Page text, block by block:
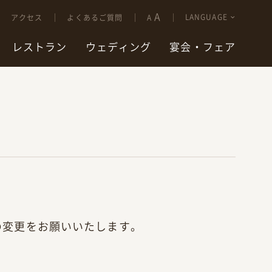
アクセス よくあるご質問 A A LANGUAGE
レストラン ウェディング 宴会・フェア
更をお願いいたします。